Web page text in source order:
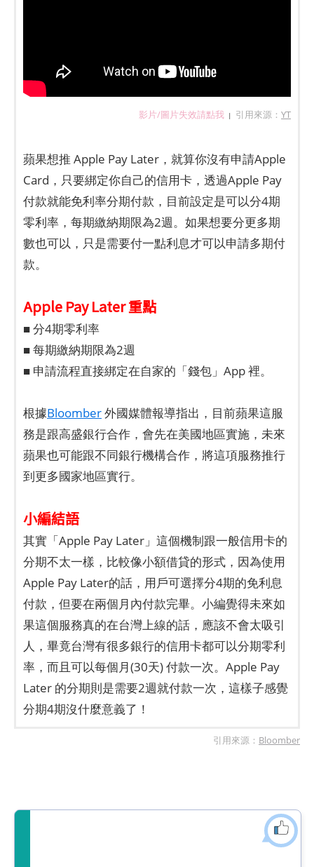
影片/圖片失效請點我 | 引用來源： YT
蘋果想推 Apple Pay Later，就算你沒有申請Apple
Card，只要綁定你自己的信用卡，透過Apple Pay
付款就能免利率分期付款，目前設定是可以分4期
零利率，每期繳納期限為2週。如果想要分更多期
數也可以，只是需要付一點利息才可以申請多期付
款。
Apple Pay Later 重點
■ 分4期零利率
■ 每期繳納期限為2週
■ 申請流程直接綁定在自家的「錢包」App 裡。
根據Bloomber外國媒體報導指出，目前蘋果這服
務是跟高盛銀行合作，會先在美國地區實施，未來
蘋果也可能跟不同銀行機構合作，將這項服務推行
到更多國家地區實行。
小編結語
其實「Apple Pay Later」這個機制跟一般信用卡的
分期不太一樣，比較像小額借貸的形式，因為使用
Apple Pay Later的話，用戶可選擇分4期的免利息
付款，但要在兩個月內付款完畢。小編覺得未來如
果這個服務真的在台灣上線的話，應該不會太吸引
人，畢竟台灣有很多銀行的信用卡都可以分期零利
率，而且可以每個月(30天) 付款一次。Apple Pay
Later 的分期則是需要2週就付款一次，這樣子感覺
分期4期沒什麼意義了！
引用來源： Bloomber